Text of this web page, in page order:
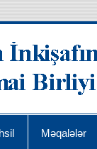
Məqalələr